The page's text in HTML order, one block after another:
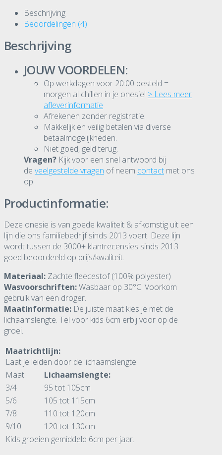
Beschrijving
Beoordelingen (4)
Beschrijving
JOUW VOORDELEN:
Op werkdagen voor 20:00 besteld =
morgen al chillen in je onesie! > Lees meer
afleverinformatie
Afrekenen zonder registratie.
Makkelijk en veilig betalen via diverse
betaalmogelijkheden.
Niet goed, geld terug.
Vragen? Kijk voor een snel antwoord bij
de veelgestelde vragen of neem contact met ons
op.
Productinformatie:
Deze onesie is van goede kwaliteit & afkomstig uit een
lijn die ons familiebedrijf sinds 2013 voert. Deze lijn
wordt tussen de 3000+ klantrecensies sinds 2013
goed beoordeeld op prijs/kwaliteit.
Materiaal: Zachte fleecestof (100% polyester)
Wasvoorschriften:Wasbaar op 30°C. Voorkom
gebruik van een droger.
Maatinformatie: De juiste maat kies je met de
lichaamslengte. Tel voor kids 6cm erbij voor op de
groei.
Maatrichtlijn:
Laat je leiden door de lichaamslengte
Maat:
Lichaamslengte:
3/4
95 tot 105cm
5/6
105 tot 115cm
7/8
110 tot 120cm
9/10
120 tot 130cm
Kids groeien gemiddeld 6cm per jaar.